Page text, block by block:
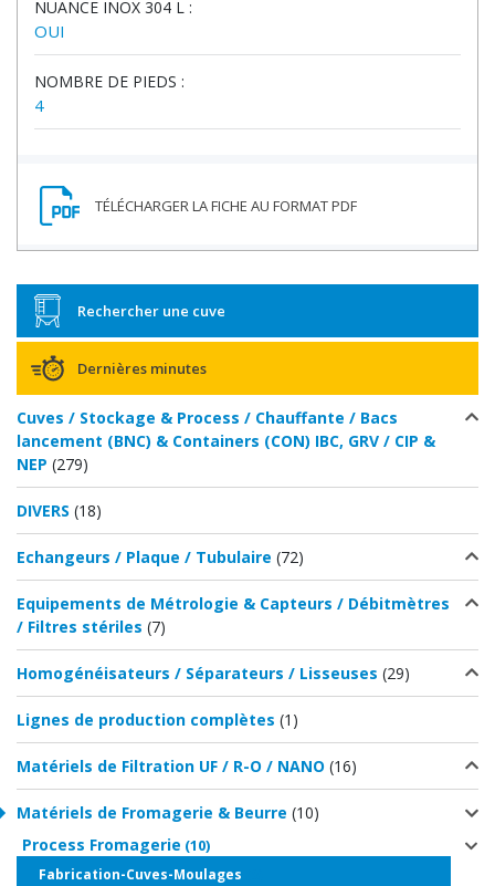
Rechercher une cuve
Dernières minutes
Cuves / Stockage & Process / Chauffante / Bacs
lancement (BNC) & Containers (CON) IBC, GRV / CIP &
NEP (279)
DIVERS (18)
Echangeurs / Plaque / Tubulaire (72)
Equipements de Métrologie & Capteurs / Débitmètres
/ Filtres stériles (7)
Homogénéisateurs / Séparateurs / Lisseuses (29)
Lignes de production complètes (1)
Matériels de Filtration UF / R-O / NANO (16)
Matériels de Fromagerie & Beurre (10)
Process Fromagerie (10)
Fabrication-Cuves-Moulages
NUANCE INOX 304 L :
OUI
NOMBRE DE PIEDS :
4